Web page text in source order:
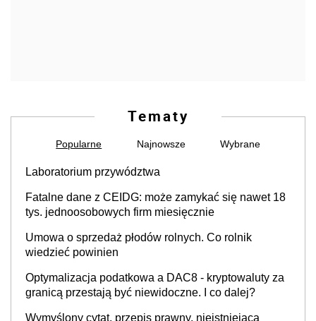
Tematy
Popularne Najnowsze Wybrane
Laboratorium przywództwa
Fatalne dane z CEIDG: może zamykać się nawet 18
tys. jednoosobowych firm miesięcznie
Umowa o sprzedaż płodów rolnych. Co rolnik
wiedzieć powinien
Optymalizacja podatkowa a DAC8 - kryptowaluty za
granicą przestają być niewidoczne. I co dalej?
Wymyślony cytat, przepis prawny, nieistniejąca